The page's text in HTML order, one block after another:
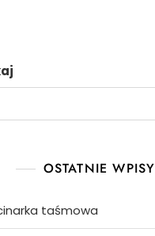
OSTATNIE WPISY
taśmowa